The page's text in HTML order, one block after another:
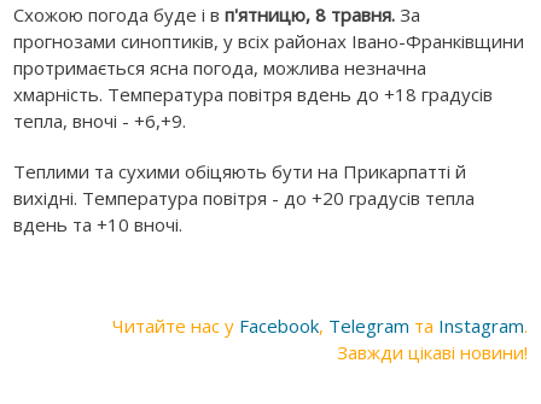
Схожою погода буде і вп'ятницю, 8 травня. За
прогнозами синоптиків, у всіх районах Івано-Франківщини
протримається ясна погода, можлива незначна
хмарність. Температура повітря вдень до +18 градусів
тепла, вночі - +6,+9.
Теплими та сухими обіцяють бути на Прикарпатті й
вихідні. Температура повітря - до +20 градусів тепла
вдень та +10 вночі.
Читайте нас у Facebook, Telegram та Instagram.
Завжди цікаві новини!